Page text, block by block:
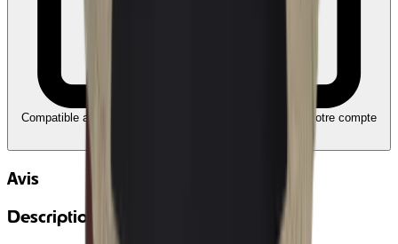
Compatible avec Ecochèques et Chèques-cadeaux
Liez votre compte
Avis
Description